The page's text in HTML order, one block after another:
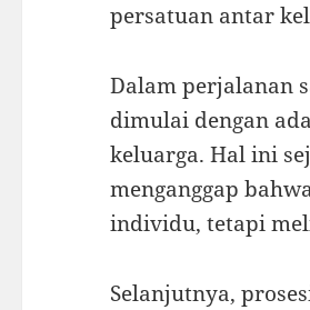
persatuan antar
Dalam perjalanan
dimulai dengan
keluarga. Hal ini
menganggap
individu, tetapi
Selanjutnya,